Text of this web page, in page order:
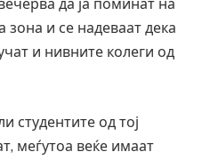
да ја поминат на
зона и се надеваат дека
и нивните колеги од
студентите од тој
меѓутоа веќе имаат